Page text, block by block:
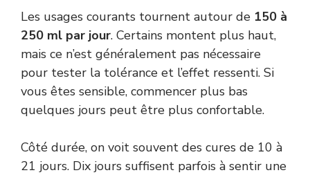
Les usages courants tournent autour de 150 à
250 ml par jour. Certains montent plus haut,
mais ce n’est généralement pas nécessaire
pour tester la tolérance et l’effet ressenti. Si
vous êtes sensible, commencer plus bas
quelques jours peut être plus confortable.
Côté durée, on voit souvent des cures de 10 à
21 jours. Dix jours suffisent parfois à sentir une